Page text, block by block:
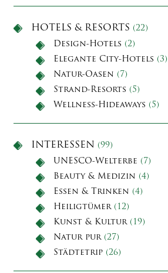
HOTELS & RESORTS (22)
Design-Hotels (2)
Elegante City-Hotels (3)
Natur-Oasen (7)
Strand-Resorts (5)
Wellness-Hideaways (5)
INTERESSEN (99)
UNESCO-Welterbe (7)
Beauty & Medizin (4)
Essen & Trinken (4)
Heiligtümer(12)
Kunst & Kultur(19)
Natur pur(27)
Städtetrip (26)